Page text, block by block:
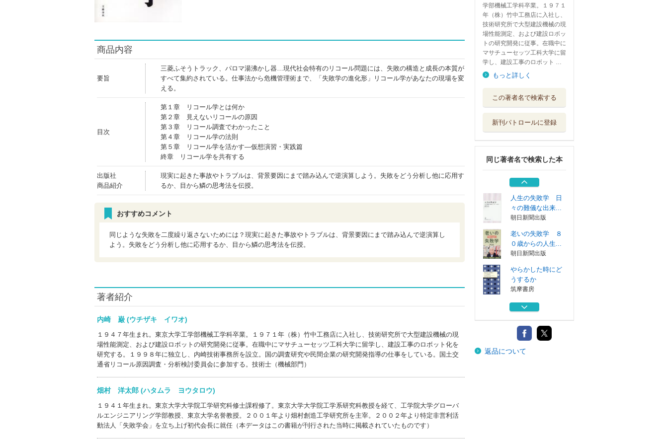
商品内容
要旨
三菱ふそうトラック、パロマ湯沸かし器…現代社会特有のリコール問題には、失敗の構造と成長の本質が
すべて集約されている。仕事法から危機管理術まで、「失敗学の進化形」リコール学があなたの現場を変
える。
目次
第１章 リコール学とは何か
第２章 見えないリコールの原因
第３章 リコール調査でわかったこと
第４章 リコール学の法則
第５章 リコール学を活かす―仮想演習・実践篇
終章 リコール学を共有する
出版社
商品紹介
現実に起きた事故やトラブルは、背景要因にまで踏み込んで逆演算しよう。失敗をどう分析し他に応用す
るか、目から鱗の思考法を伝授。
おすすめコメント
同じような失敗を二度繰り返さないためには？現実に起きた事故やトラブルは、背景要因にまで踏み込んで逆演算し
よう。失敗をどう分析し他に応用するか、目から鱗の思考法を伝授。
著者紹介
内崎 巌 (ウチザキ イワオ)
１９４７年生まれ。東京大学工学部機械工学科卒業。１９７１年（株）竹中工務店に入社し、技術研究所で大型建設機械の現
場性能測定、および建設ロボットの研究開発に従事。在職中にマサチューセッツ工科大学に留学し、建設工事のロボット化を
研究する。１９９８年に独立し、内崎技術事務所を設立。国の調査研究や民間企業の研究開発指導の仕事をしている。国土交
通省リコール原因調査・分析検討委員会に参加する。技術士（機械部門）
畑村 洋太郎 (ハタムラ ヨウタロウ)
１９４１年生まれ。東京大学大学院工学研究科修士課程修了。東京大学大学院工学系研究科教授を経て、工学院大学グローバ
ルエンジニアリング学部教授、東京大学名誉教授。２００１年より畑村創造工学研究所を主宰。２００２年より特定非営利活
動法人「失敗学会」を立ち上げ初代会長に就任（本データはこの書籍が刊行された当時に掲載されていたものです）
学部機械工学科卒業。１９７１
年（株）竹中工務店に入社し、
技術研究所で大型建設機械の現
場性能測定、および建設ロボッ
トの研究開発に従事。在職中に
マサチューセッツ工科大学に留
学し、建設工事のロボット …
もっと詳しく
この著者名で検索する
新刊パトロールに登録
同じ著者名で検索した本
うするか
新失敗学 正解を
講談社
技術の街道をゆく
岩波書店
人生の失敗学 日
々の難儀な出来...
朝日新聞出版
老いの失敗学 ８
０歳からの人生...
朝日新聞出版
やらかした時にど
うするか
筑摩書房
新失敗学 正解を
講談社
技術の街道をゆく
岩波書店
返品について